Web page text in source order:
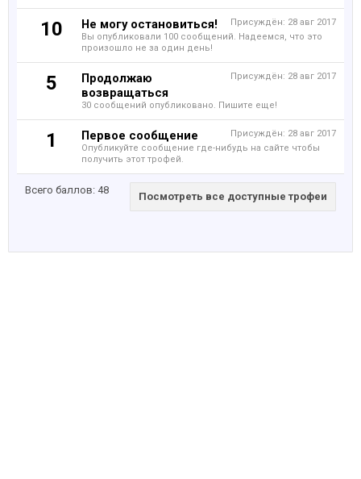
10 Присуждён: 28 авг 2017
Не могу остановиться!
Вы опубликовали 100 сообщений. Надеемся, что это
произошло не за один день!
5 Присуждён: 28 авг 2017
Продолжаю
возвращаться
30 сообщений опубликовано. Пишите еще!
1 Присуждён: 28 авг 2017
Первое сообщение
Опубликуйте сообщение где-нибудь на сайте чтобы
получить этот трофей.
Всего баллов: 48
Посмотреть все доступные трофеи